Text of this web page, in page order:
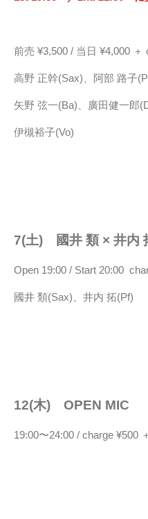
前売 ¥3,500 / 当日 ¥4,000 ＋
高野 正幹(Sax)、阿部 路子
矢野 弦一(Ba)、廣田健一郎
伊槻裕子(Vo)
7(土) 國井 類 × 井
Open 19:00 / Start 20:00
國井 類(Sax)、井内 拓(Pf)
12(木) OPEN MIC
19:00〜24:00 / charge ¥500